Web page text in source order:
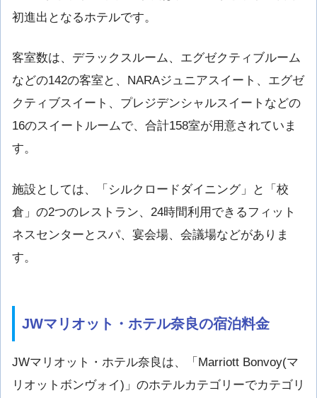
初進出となるホテルです。
客室数は、デラックスルーム、エグゼクティブルーム
などの142の客室と、NARAジュニアスイート、エグゼ
クティブスイート、プレジデンシャルスイートなどの
16のスイートルームで、合計158室が用意されていま
す。
施設としては、「シルクロードダイニング」と「校
倉」の2つのレストラン、24時間利用できるフィット
ネスセンターとスパ、宴会場、会議場などがありま
す。
JWマリオット・ホテル奈良の宿泊料金
JWマリオット・ホテル奈良は、「Marriott Bonvoy(マ
リオットボンヴォイ)」のホテルカテゴリーでカテゴリ